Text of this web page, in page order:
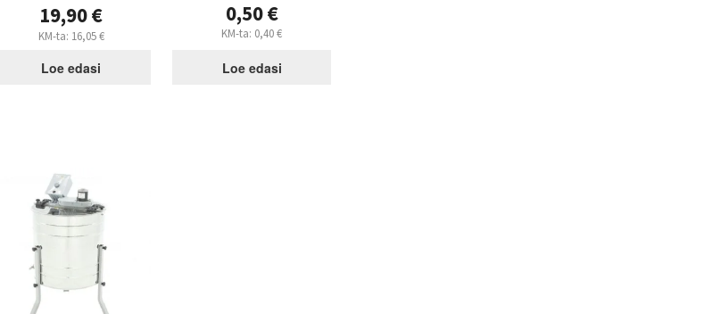
19,90€
KM-ta: 16,05€
Loe edasi
0,50€
KM-ta: 0,40€
Loe edasi